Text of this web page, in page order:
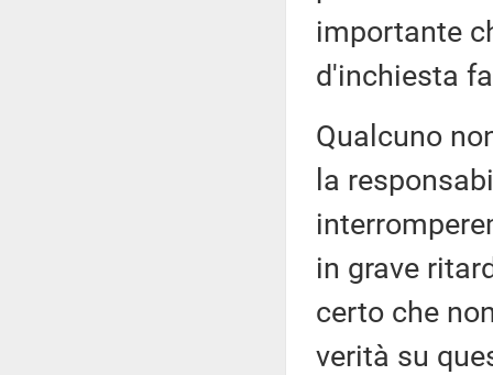
importante
d'inchiesta
Qualcuno
la
in grave
certo che
verità su